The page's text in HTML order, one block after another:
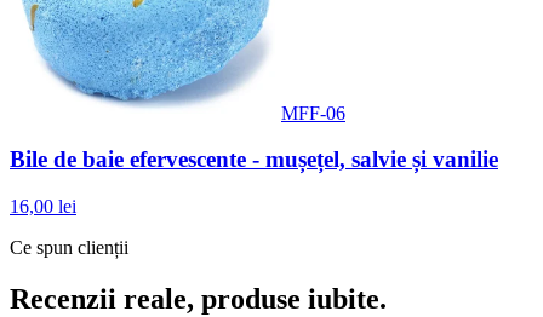
MFF-06
Bile de baie efervescente - mușețel, salvie și vanilie
16,00 lei
Ce spun clienții
Recenzii reale, produse iubite.